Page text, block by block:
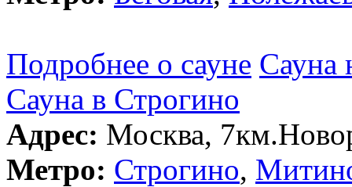
Подробнее о сауне Сауна
Сауна в Строгино
Адрес: Москва,
Метро: Строгино,